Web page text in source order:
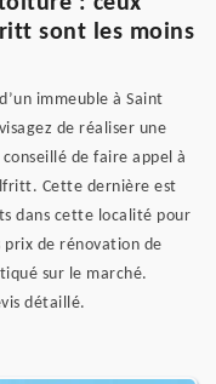
sont les moins
immeuble à Saint
de réaliser une
de faire appel à
Cette dernière est
dans cette localité pour
prix de rénovation de
sur le marché.
détaillé.